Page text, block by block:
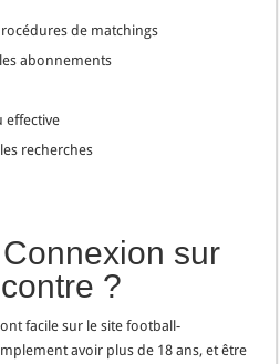
de matchings
abonnements
effective
recherches
sur
?
facile sur le site football-
avoir plus de 18 ans, et être